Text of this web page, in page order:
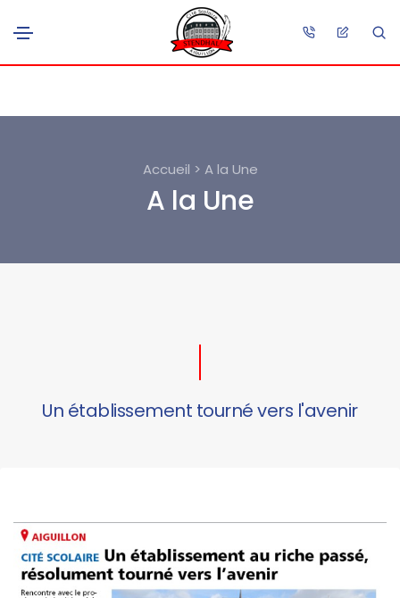
Accueil > A la Une
A la Une
Un établissement tourné vers l'avenir